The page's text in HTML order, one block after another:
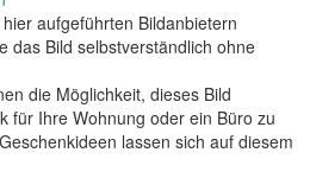
aufgeführten Bildanbietern
das Bild selbstverständlich ohne
die Möglichkeit, dieses Bild
für Ihre Wohnung oder ein Büro zu
lassen sich auf diesem